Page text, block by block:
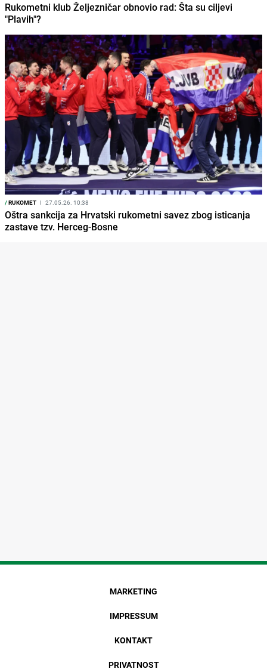
Rukometni klub Željezničar obnovio rad: Šta su ciljevi
"Plavih"?
/RUKOMET I 27.05.26. 10:38
Oštra sankcija za Hrvatski rukometni savez zbog isticanja
zastave tzv. Herceg-Bosne
MARKETING
IMPRESSUM
KONTAKT
PRIVATNOST